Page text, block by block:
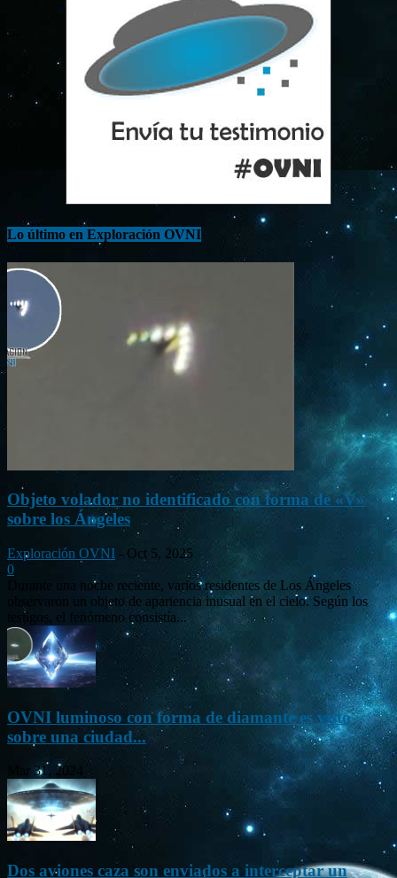
Lo último en Exploración OVNI
Objeto volador no identificado con forma de «V»
sobre los Ángeles
Exploración OVNI - Oct 5, 2025
0
Durante una noche reciente, varios residentes de Los Ángeles
observaron un objeto de apariencia inusual en el cielo. Según los
testigos, el fenómeno consistía...
OVNI luminoso con forma de diamante es visto
sobre una ciudad...
Mar 31, 2024
Dos aviones caza son enviados a interceptar un